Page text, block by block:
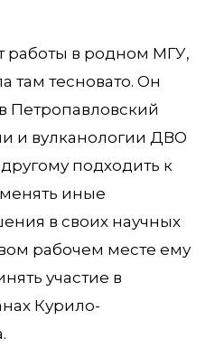
работы в родном МГУ,
там тесновато. Он
Петропавловский
и вулканологии ДВО
подходить к
иные
в своих научных
рабочем месте ему
участие в
Курило-